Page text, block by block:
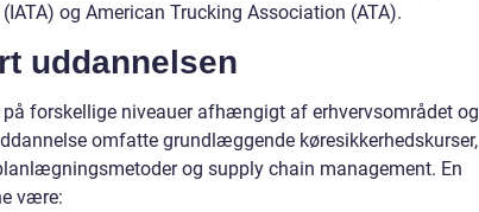
og American Trucking Association (ATA).
uddannelsen
forskellige niveauer afhængigt af erhvervsområdet og
omfatte grundlæggende køresikkerhedskurser,
og supply chain management. En
være: